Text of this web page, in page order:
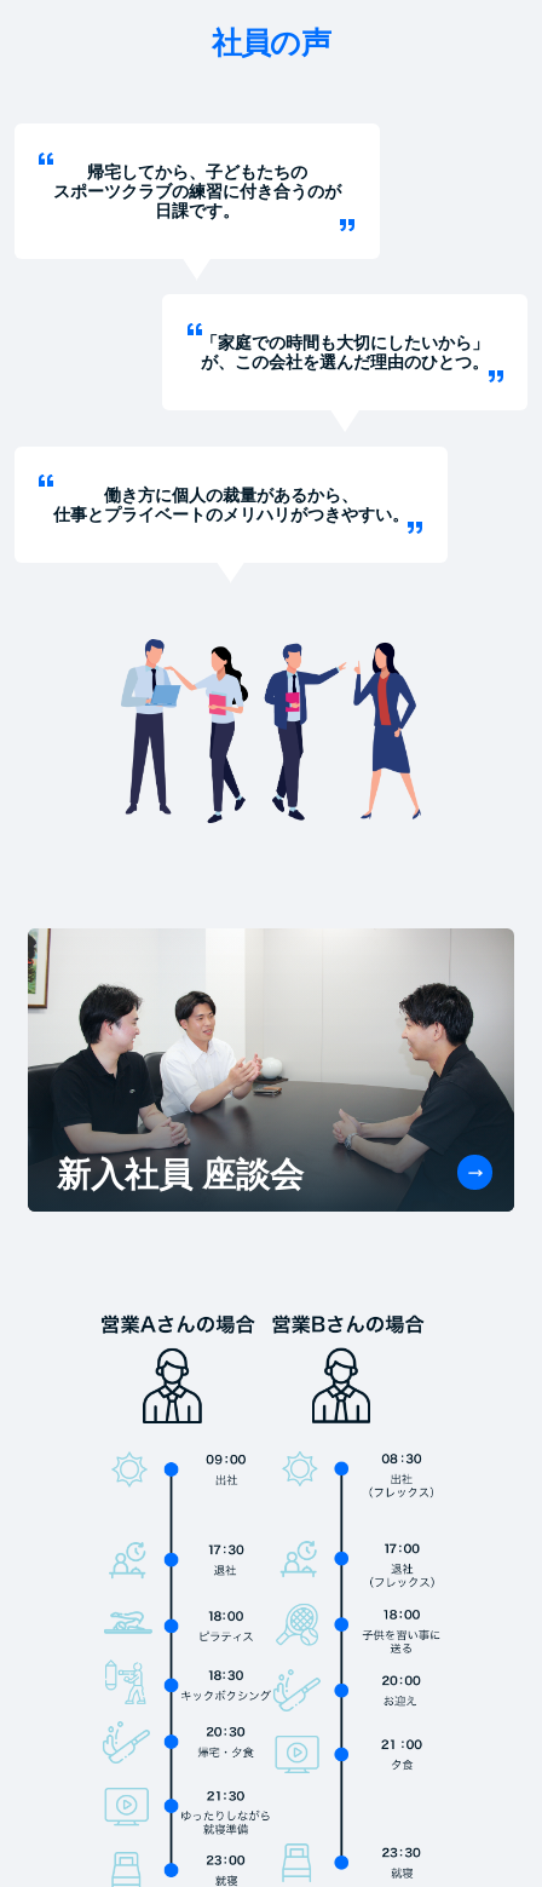
社員の声
帰宅してから、子どもたちの
スポーツクラブの練習に付き合うのが
日課です。
「家庭での時間も大切にしたいから」
が、この会社を選んだ理由のひとつ。
働き方に個人の裁量があるから、
仕事とプライベートのメリハリがつきやすい。
新入社員 座談会